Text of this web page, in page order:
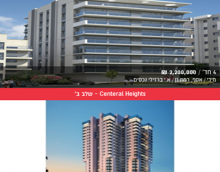
4 חד' / 2,200,000 ₪
מידי / אסף, רמת גן / א.י ברזילי נכסים
Centeral Heights - שלב ב'